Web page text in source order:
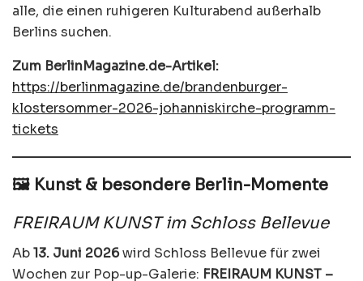
alle, die einen ruhigeren Kulturabend außerhalb
Berlins suchen.
Zum BerlinMagazine.de-Artikel:
https://berlinmagazine.de/brandenburger-
klostersommer-2026-johanniskirche-programm-
tickets
🖼️ Kunst & besondere Berlin-Momente
FREIRAUM KUNST im Schloss Bellevue
Ab13. Juni 2026wird Schloss Bellevue für zwei
Wochen zur Pop-up-Galerie: FREIRAUM KUNST –